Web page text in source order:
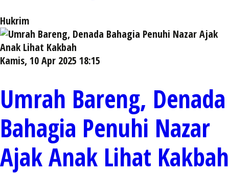
Hukrim
Kamis, 10 Apr 2025 18:15
Umrah Bareng, Denada
Bahagia Penuhi Nazar
Ajak Anak Lihat Kakbah